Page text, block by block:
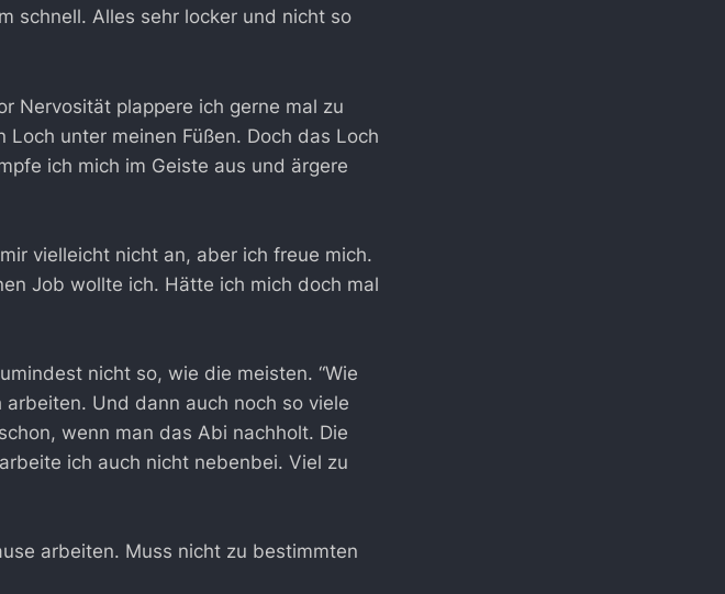
schnell. Alles sehr locker und nicht so
Nervosität plappere ich gerne mal zu
unter meinen Füßen. Doch das Loch
ich mich im Geiste aus und ärgere
vielleicht nicht an, aber ich freue mich.
Job wollte ich. Hätte ich mich doch mal
nicht so, wie die meisten. “Wie
Und dann auch noch so viele
wenn man das Abi nachholt. Die
ich auch nicht nebenbei. Viel zu
arbeiten. Muss nicht zu bestimmten